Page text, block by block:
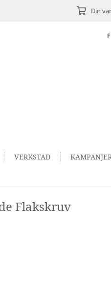
Din
VERKSTAD
Flakskruv